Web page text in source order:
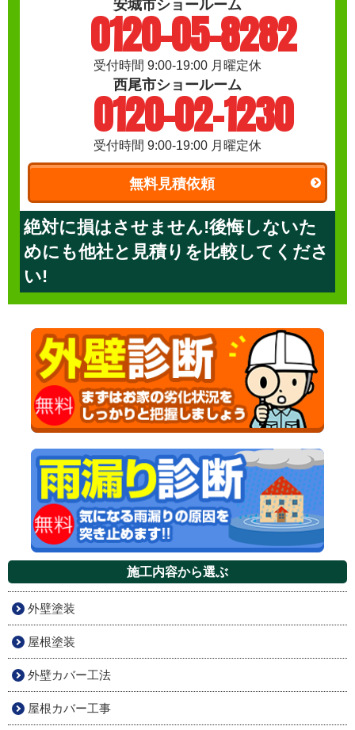
安城市ショールーム
0120-05-8282
受付時間 9:00-19:00 月曜定休
西尾市ショールーム
0120-02-1230
受付時間 9:00-19:00 月曜定休
無料見積依頼
絶対に損はさせません!後悔しないた
めにも他社と見積りを比較してくださ
い!
施工内容から選ぶ
外壁塗装
屋根塗装
外壁カバー工法
屋根カバー工事